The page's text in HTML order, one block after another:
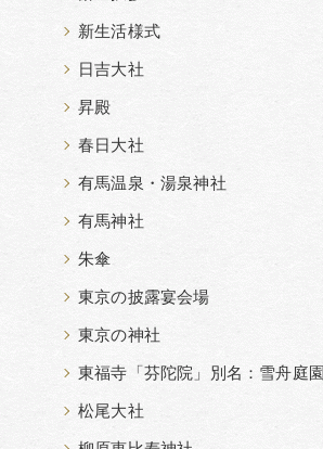
新生活様式
日吉大社
昇殿
春日大社
有馬温泉・湯泉神社
有馬神社
朱傘
東京の披露宴会場
東京の神社
東福寺「芬陀院」別名：雪舟庭園
松尾大社